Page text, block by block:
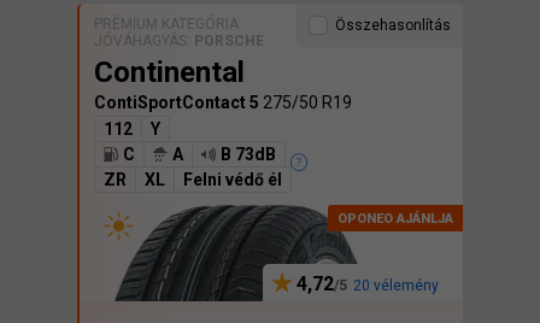
PRÉMIUM KATEGÓRIA
JÓVÁHAGYÁS:
PORSCHE
Continental
ContiSportContact 5 275/50 R19
112
Y
C
A
B 73dB
ZR
XL Felni védő él
4,72 20 vélemény
Összehasonlítás